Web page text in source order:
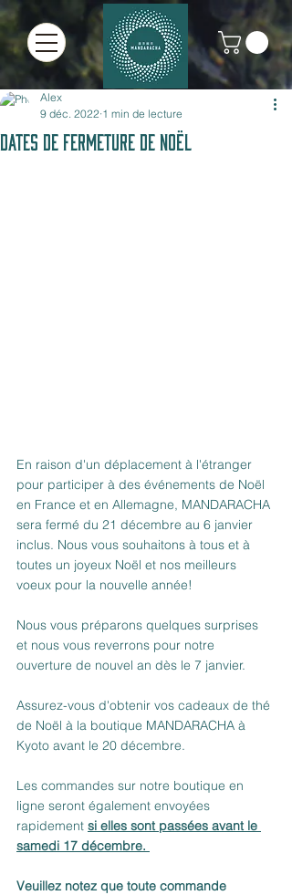
DATES DE FERMETURE DE NOËL
Alex
9 déc. 2022 1 min de lecture
En raison d'un déplacement à l'étranger
pour participer à des événements de Noël
en France et en Allemagne, MANDARACHA
sera fermé du 21 décembre au 6 janvier
inclus. Nous vous souhaitons à tous et à
toutes un joyeux Noël et nos meilleurs
voeux pour la nouvelle année!
Nous vous préparons quelques surprises
et nous vous reverrons pour notre
ouverture de nouvel an dès le 7 janvier.
Assurez-vous d'obtenir vos cadeaux de thé
de Noël à la boutique MANDARACHA à
Kyoto avant le 20 décembre.
Les commandes sur notre boutique en
ligne seront également envoyées
rapidement si elles sont passées avant le
samedi 17 décembre.
Veuillez notez que toute commande